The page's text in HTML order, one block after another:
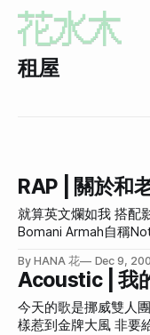
租屋
RAP | 關於和
就算英文爛如我 搭配影片聽這首歌還是可以了解他的意思
Bomani Armah自稱Not a
天就是墨爾本最後一天 應該永遠不會回來這個住了一個
地方了吧 想起來就混感傷啊 這棟房子有九間房間共12個人 有
來自英國、法國、非洲、阿
用的 我又天天開伙 所以跟室友們最好的交流時間就是在廚房
By HANA 花 Dec 9,
Acoustic | 我
今天的歌是挪威雙人團「好自在
樣惹到金牌大風 非要給團名翻譯成衛生棉的牌子 (團名原文是